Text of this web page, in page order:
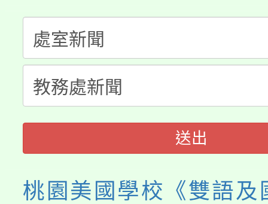
半價優惠，詳情可洽有
者。
份教師增能研習
大溪自造教育及科技中
份教師研習
淨零綠生活教案入校路
會
115年食農教育專業人
程
送出
桃園美國學校《雙語及